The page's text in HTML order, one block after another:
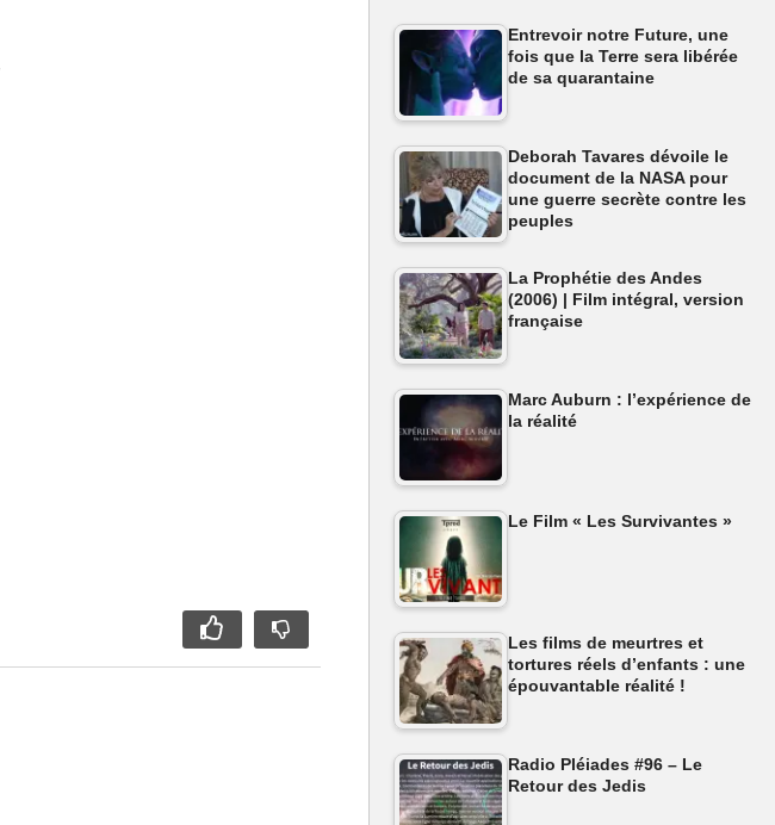
Entrevoir notre Future, une
fois que la Terre sera libérée
de sa quarantaine
Deborah Tavares dévoile le
document de la NASA pour
une guerre secrète contre les
peuples
La Prophétie des Andes
(2006) | Film intégral, version
française
Marc Auburn : l’expérience de
la réalité
Le Film « Les Survivantes »
Les films de meurtres et
tortures réels d’enfants : une
épouvantable réalité !
Radio Pléiades #96 – Le
Retour des Jedis